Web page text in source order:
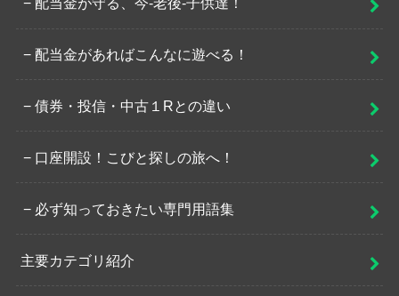
配当金があればこんなに遊べる！
債券・投信・中古１Rとの違い
口座開設！こびと探しの旅へ！
必ず知っておきたい専門用語集
主要カテゴリ紹介